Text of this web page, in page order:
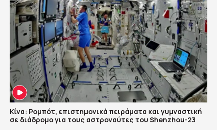
Κίνα: Ρομπότ, επιστημονικά πειράματα και γυμναστική
σε διάδρομο για τους αστροναύτες του Shenzhou-23